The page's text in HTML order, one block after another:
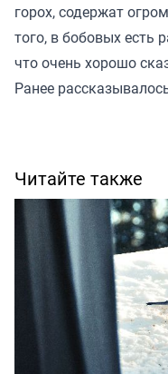
горох, содержат
того, в бобовых есть
что очень хорошо
Ранее
Читайте также